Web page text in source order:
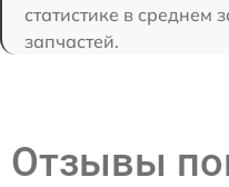
статистике в среднем
запчастей.
Отзывы